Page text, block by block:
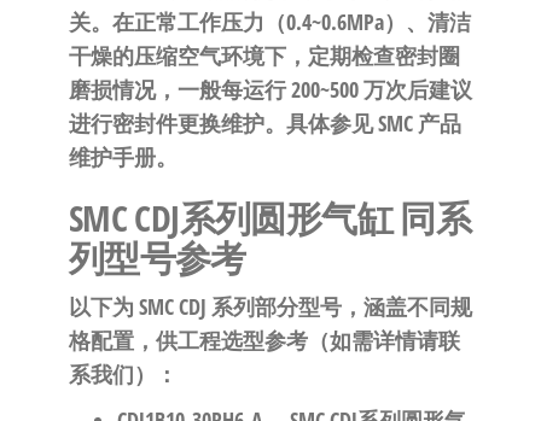
关。在正常工作压力（0.4~0.6MPa）、清洁
干燥的压缩空气环境下，定期检查密封圈
磨损情况，一般每运行 200~500 万次后建议
进行密封件更换维护。具体参见 SMC 产品
维护手册。
SMC CDJ系列圆形气缸 同系
列型号参考
以下为 SMC CDJ 系列部分型号，涵盖不同规
格配置，供工程选型参考（如需详情请联
系我们）：